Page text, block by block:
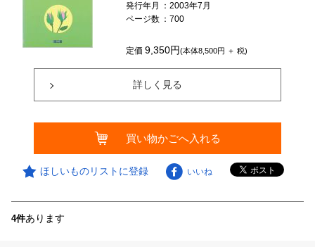
発行年月
：2003年7月
ページ数 ：700
定価9,350円(本体8,500円 ＋ 税)
詳しく見る
買い物かごへ入れる
ほしいものリストに登録 いいね
4件あります